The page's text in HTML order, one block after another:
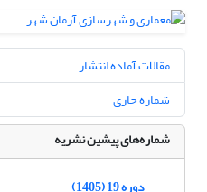
مقالات آماده انتشار
شماره جاری
شماره‌های پیشین نشریه
دوره 19 (1405)